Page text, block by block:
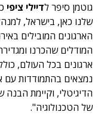
גוטמן סיפר לדיילי ציפי
שלנו כאן, בישראל,
הארגונים המובילים
המודלים שהכרנו
ארגונים בכל העולם,
נמצאים בהתמודדות עם
הדיגיטלי, וקיימת
של הטכנולוגיה".